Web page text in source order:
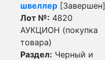
швеллер [Завершен]
Лот №: 4820
АУКЦИОН (покупка
товара)
Раздел: Черный и